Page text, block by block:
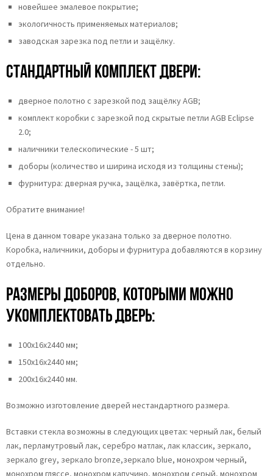
новейшее эмалевое покрытие;
экологичность применяемых материалов;
заводская зарезка под петли и защёлку.
Стандартный комплект двери:
дверное полотно с зарезкой под защёлку AGB;
комплект коробки с зарезкой под скрытые петли AGB Eclipse
2.0;
наличники телескопические - 5 шт;
доборы (количество и ширина исходя из толщины стены);
фурнитура: дверная ручка, защёлка, завёртка, петли.
Обратите внимание!
Цена в данном товаре указана только за дверное полотно.
Коробка, наличники, доборы и фурнитура добавляются в корзину
отдельно.
Размеры доборов, которыми можно
укомплектовать дверь:
100х16х2440 мм;
150х16х2440 мм;
200х16х2440 мм.
Возможно изготовление дверей нестандартного размера.
Вставки стекла возможны в следующих цветах: черный лак, белый
лак, перламутровый лак, серебро матлак, лак классик, зеркало,
зеркало grey, зеркало bronze,зеркало blue, монохром черный,
монохром гляссе, монохром капучино, монохром серый, монохром